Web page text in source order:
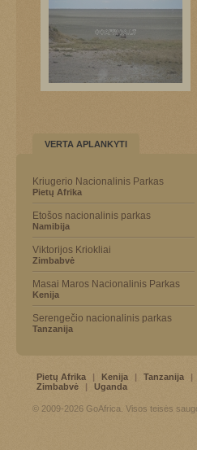
VERTA APLANKYTI
Kriugerio Nacionalinis Parkas
Pietų Afrika
Etošos nacionalinis parkas
Namibija
Viktorijos Kriokliai
Zimbabvė
Masai Maros Nacionalinis Parkas
Kenija
Serengečio nacionalinis parkas
Tanzanija
Pietų Afrika | Kenija | Tanzanija |
Zimbabvė
| Uganda
© 2009-2026 GoAfrica. Visos teisės